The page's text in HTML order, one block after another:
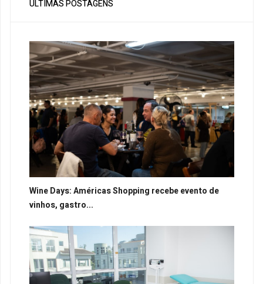
ÚLTIMAS POSTAGENS
Wine Days: Américas Shopping recebe evento de
vinhos, gastro...